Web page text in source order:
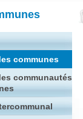
communes
communautés